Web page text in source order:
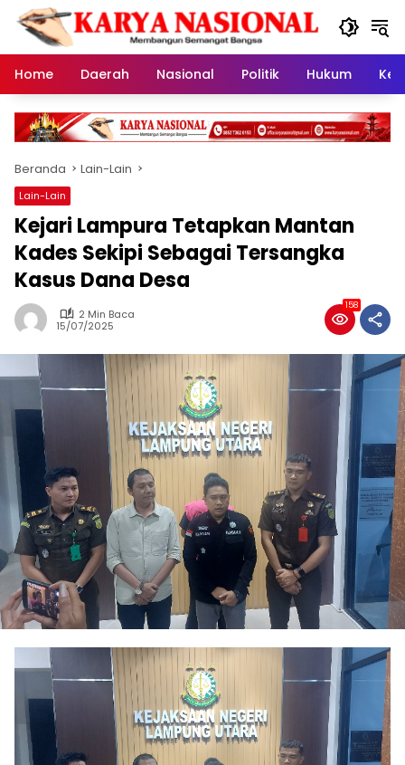
Langsung
konten
Home
Daerah Nasional Politik Hukum
Beranda Lain-Lain
Lain-Lain
Kejari Lampura Tetapkan Mantan
Kades Sekipi Sebagai Tersangka
Kasus Dana Desa
2 Min Baca
15/07/2025
158